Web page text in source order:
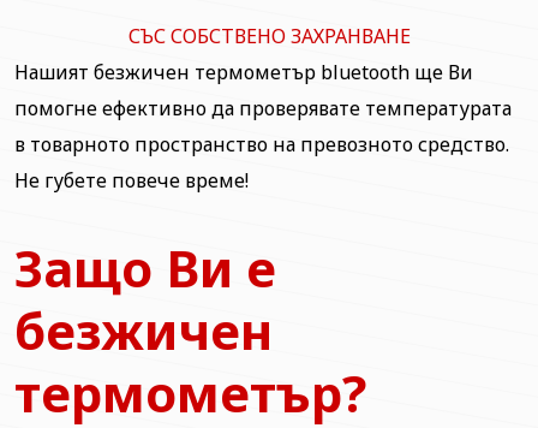
СЪС СОБСТВЕНО ЗАХРАНВАНЕ
Нашият безжичен термометър bluetooth ще Ви
помогне ефективно да проверявате температурата
в товарното пространство на превозното средство.
Не губете повече време!
Защо Ви е
безжичен
термометър?